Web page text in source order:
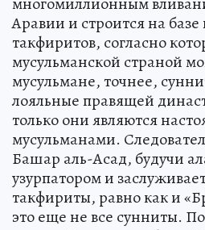
Аравии и строится на
такфиритов, согласно
мусульманской страной
мусульмане, точнее,
лояльные правящей
только они являются
мусульманами.
Башар аль-Асад, будучи
узурпатором и
такфириты, равно как и
это еще не все сунниты.